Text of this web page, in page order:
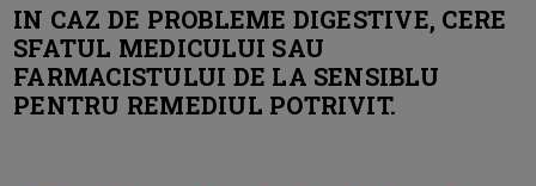
IN CAZ DE PROBLEME DIGESTIVE, CERE
SFATUL MEDICULUI SAU
FARMACISTULUI DE LA SENSIBLU
PENTRU REMEDIUL POTRIVIT.